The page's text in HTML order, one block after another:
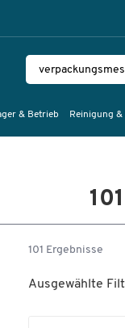
& Betrieb Reinigung &
101
101 Ergebnisse
Ausgewählte